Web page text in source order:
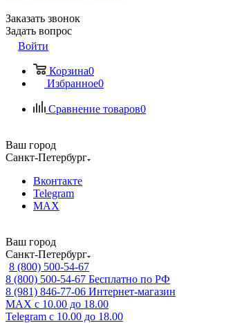
Заказать звонок
Задать вопрос
Войти
Корзина0
Избранное0
Сравнение товаров0
Ваш город
Санкт-Петербург
Вконтакте
Telegram
MAX
Ваш город
Санкт-Петербург
8 (800) 500-54-67
8 (800) 500-54-67 Бесплатно по РФ
8 (981) 846-77-06 Интернет-магазин
MAX с 10.00 до 18.00
Telegram с 10.00 до 18.00